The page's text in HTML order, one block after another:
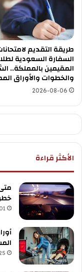
طريقة التقديم
السفارة السعودية
المقيمين بالمملكة..
والخطوات والأوراق
2026-08-06
الأكثر قراءة